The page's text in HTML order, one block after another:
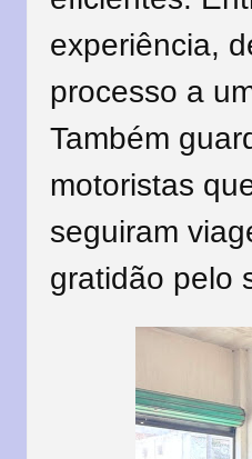
experiência,
processo a
Também
motoristas
seguiram
gratidão pelo